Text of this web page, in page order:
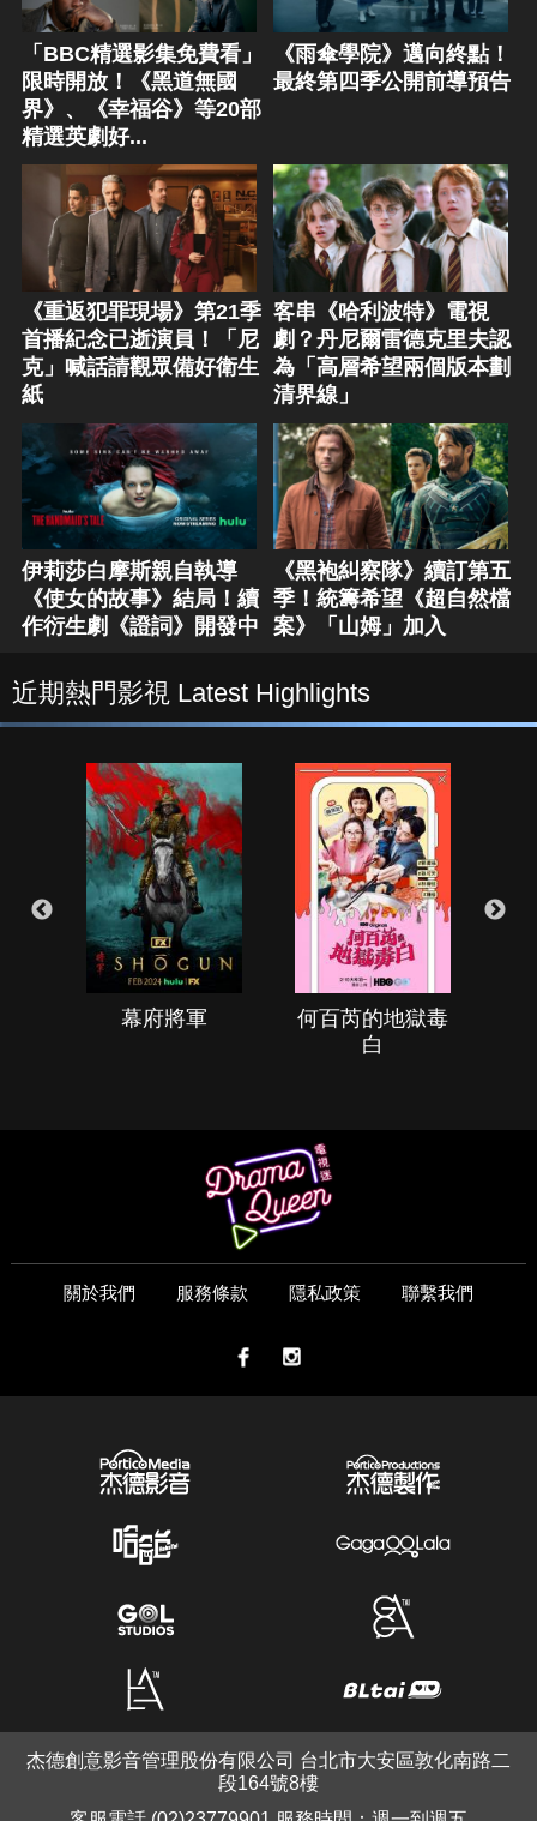
「BBC精選影集免費看」
限時開放！《黑道無國
界》、《幸福谷》等20部
精選英劇好...
《雨傘學院》邁向終點！
最終第四季公開前導預告
《重返犯罪現場》第21季
首播紀念已逝演員！「尼
克」喊話請觀眾備好衛生
紙
客串《哈利波特》電視
劇？丹尼爾雷德克里夫認
為「高層希望兩個版本劃
清界線」
伊莉莎白摩斯親自執導
《使女的故事》結局！續
作衍生劇《證詞》開發中
《黑袍糾察隊》續訂第五
季！統籌希望《超自然檔
案》「山姆」加入
近期熱門影視 Latest Highlights
幕府將軍
何百芮的地獄毒
白
關於我們 服務條款 隱私政策 聯繫我們
杰德創意影音管理股份有限公司 台北市大安區敦化南路二
段164號8樓